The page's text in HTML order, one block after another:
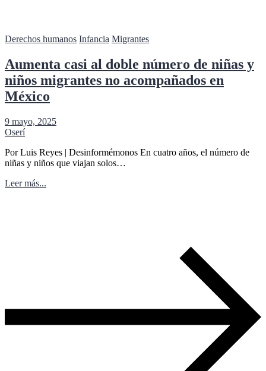
Derechos humanos Infancia Migrantes
Aumenta casi al doble número de niñas y
niños migrantes no acompañados en
México
9 mayo, 2025
Oserí
Por Luis Reyes | Desinformémonos En cuatro años, el número de
niñas y niños que viajan solos…
Leer más...